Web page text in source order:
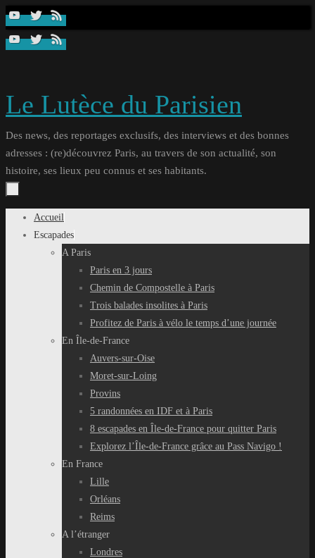
Passer
contenu
Le Lutèce du Parisien
Des news, des reportages exclusifs, des interviews et des bonnes
adresses : (re)découvrez Paris, au travers de son actualité, son
histoire, ses lieux peu connus et ses habitants.
Passer
Accueil
Escapades
A Paris
Paris en 3 jours
Chemin de Compostelle à Paris
Trois balades insolites à Paris
Profitez de Paris à vélo le temps d’une journée
En Île-de-France
Auvers-sur-Oise
Moret-sur-Loing
Provins
5 randonnées en IDF et à Paris
8 escapades en Île-de-France pour quitter Paris
Explorez l’Île-de-France grâce au Pass Navigo !
En France
Lille
Orléans
Reims
A l’étranger
Londres